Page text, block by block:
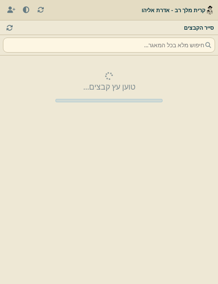
קרית מלך רב - אדרת אליהו
סייר הקבצים
טוען עץ קבצים...